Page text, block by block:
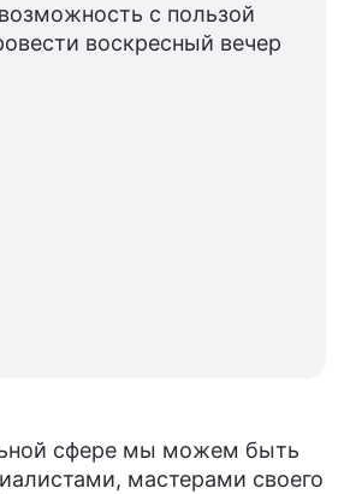
с пользой
воскресный вечер
сфере мы можем быть
мастерами своего